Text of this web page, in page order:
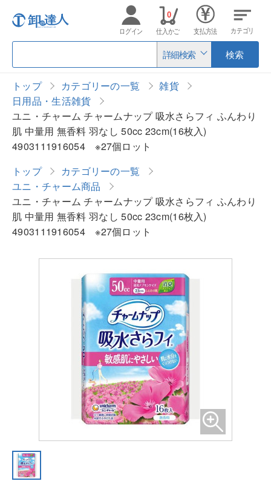
詳細検索 検索
ログイン 仕入かご
0
支払方法 カテゴリ
トップ カテゴリーの一覧
雑貨
日用品・生活雑貨
ユニ・チャーム チャームナップ 吸水さらフィ ふんわり
肌 中量用 無香料 羽なし 50cc 23cm(16枚入)
4903111916054 ※27個ロット
トップ
カテゴリーの一覧
ユニ・チャーム商品
ユニ・チャーム チャームナップ 吸水さらフィ ふんわり
肌 中量用 無香料 羽なし 50cc 23cm(16枚入)
4903111916054 ※27個ロット